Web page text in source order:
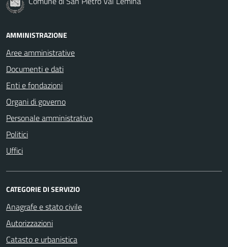
AMMINISTRAZIONE
Aree amministrative
Documenti e dati
Enti e fondazioni
Organi di governo
Personale amministrativo
Politici
Uffici
CATEGORIE DI SERVIZIO
Anagrafe e stato civile
Autorizzazioni
Catasto e urbanistica